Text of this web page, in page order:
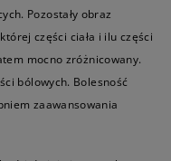
Pozostały obraz
części ciała i ilu części
mocno zróżnicowany.
bólowych. Bolesność
zaawansowania